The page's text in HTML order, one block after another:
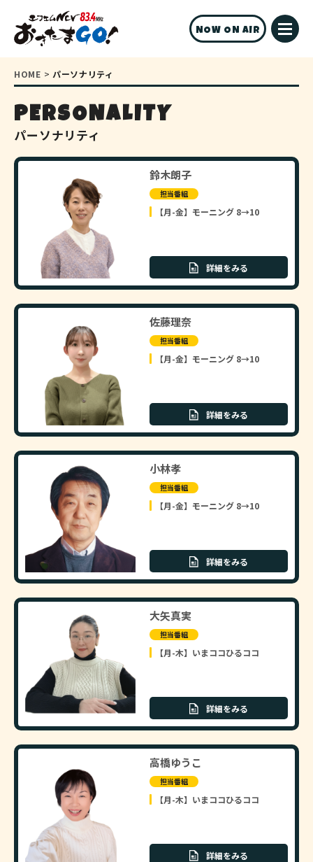
NOW ON AIR
HOME > パーソナリティ
PERSONALITY
パーソナリティ
鈴木朗子
担当番組
【月-金】モーニング 8→10
詳細をみる
佐藤理奈
担当番組
【月-金】モーニング 8→10
詳細をみる
小林孝
担当番組
【月-金】モーニング 8→10
詳細をみる
大矢真実
担当番組
【月-木】いまココひるココ
詳細をみる
高橋ゆうこ
担当番組
【月-木】いまココひるココ
詳細をみる